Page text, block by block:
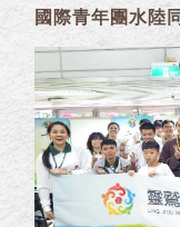
國際青年團水陸